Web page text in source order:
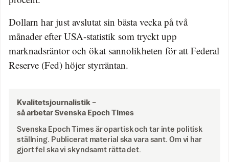
Dollarn har just avslutat sin bästa vecka på två
månader efter USA-statistik som tryckt upp
marknadsräntor och ökat sannolikheten för att Federal
Reserve (Fed) höjer styrräntan.
Kvalitetsjournalistik –
så arbetar Svenska Epoch Times
Svenska Epoch Times är opartisk och tar inte politisk
ställning. Publicerat material ska vara sant. Om vi har
gjort fel ska vi skyndsamt rätta det.